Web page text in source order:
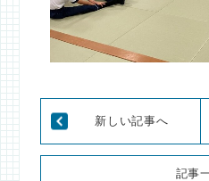
新しい記事へ
記事